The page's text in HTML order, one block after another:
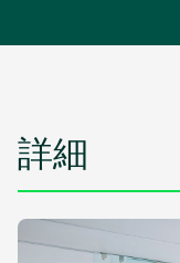
詳細